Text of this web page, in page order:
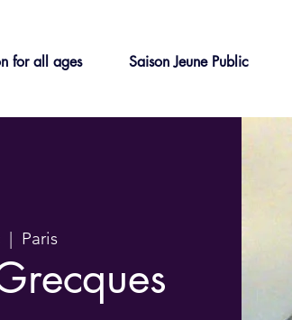
for all ages Saison Jeune Public
  |
Paris